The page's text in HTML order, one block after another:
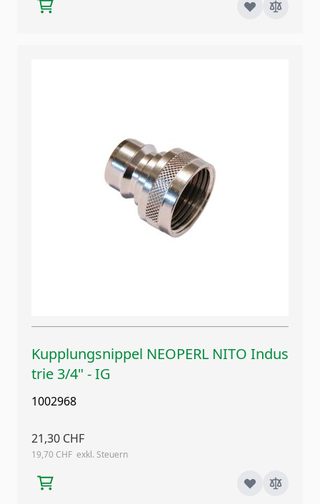
Kupplungsnippel NEOPERL NITO Indus
trie 3/4" - IG
1002968
21,30 CHF
19,70 CHF